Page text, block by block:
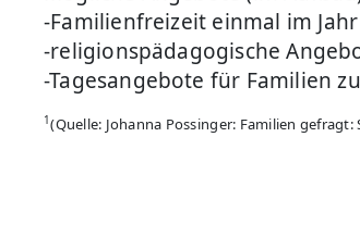
-Familienfreizeit einmal im
-religionspädagogische
-Tagesangebote für Familien
1(Quelle: Johanna Possinger: Familien gefragt: